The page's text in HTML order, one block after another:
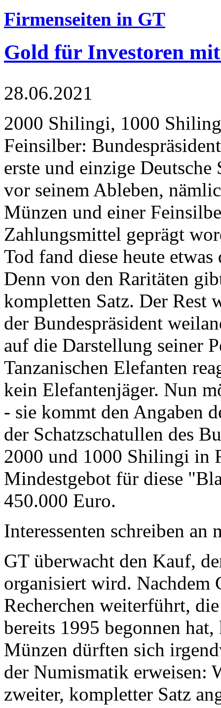
Firmenseiten in GT
Gold für Investoren
28.06.2021
2000 Shilingi, 1000
Feinsilber:
erste und einzige Deutsche
vor seinem Ableben,
Münzen und einer
Zahlungsmittel geprägt
Tod fand diese heute
Denn von den Raritäten
kompletten Satz. Der Rest
der Bundespräsident
auf die Darstellung seiner
Tanzanischen Elefanten
kein Elefantenjäger. Nun
- sie kommt den Angaben
der Schatzschatullen des
2000 und 1000 Shilingi in
Mindestgebot für diese
450.000 Euro.
Interessenten schreiben
GT überwacht den Kauf,
organisiert wird. Nachdem
Recherchen weiterführt,
bereits 1995 begonnen
Münzen dürften sich
der Numismatik erweisen:
zweiter, kompletter Satz